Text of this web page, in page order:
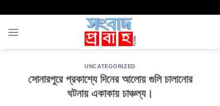
content
UNCATEGORIZED
সোনারপুরে প্রকাশ্যে দিনের আলোয় গুলি চালানোর
ঘটনায় একাকায় চাঞ্চল্য।